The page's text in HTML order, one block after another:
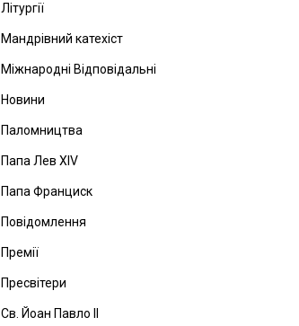
Літургії
Мандрівний катехіст
Міжнародні Відповідальні
Новини
Паломництва
Папа Лев ХІV
Папа Франциск
Повідомлення
Премії
Пресвітери
Св. Йоан Павло ІІ